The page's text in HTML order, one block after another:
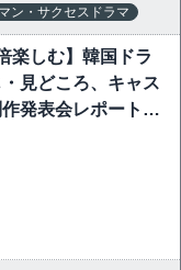
ン・サクセスドラマ
楽しむ】韓国ドラ
見どころ、キャス
発表会レポートな